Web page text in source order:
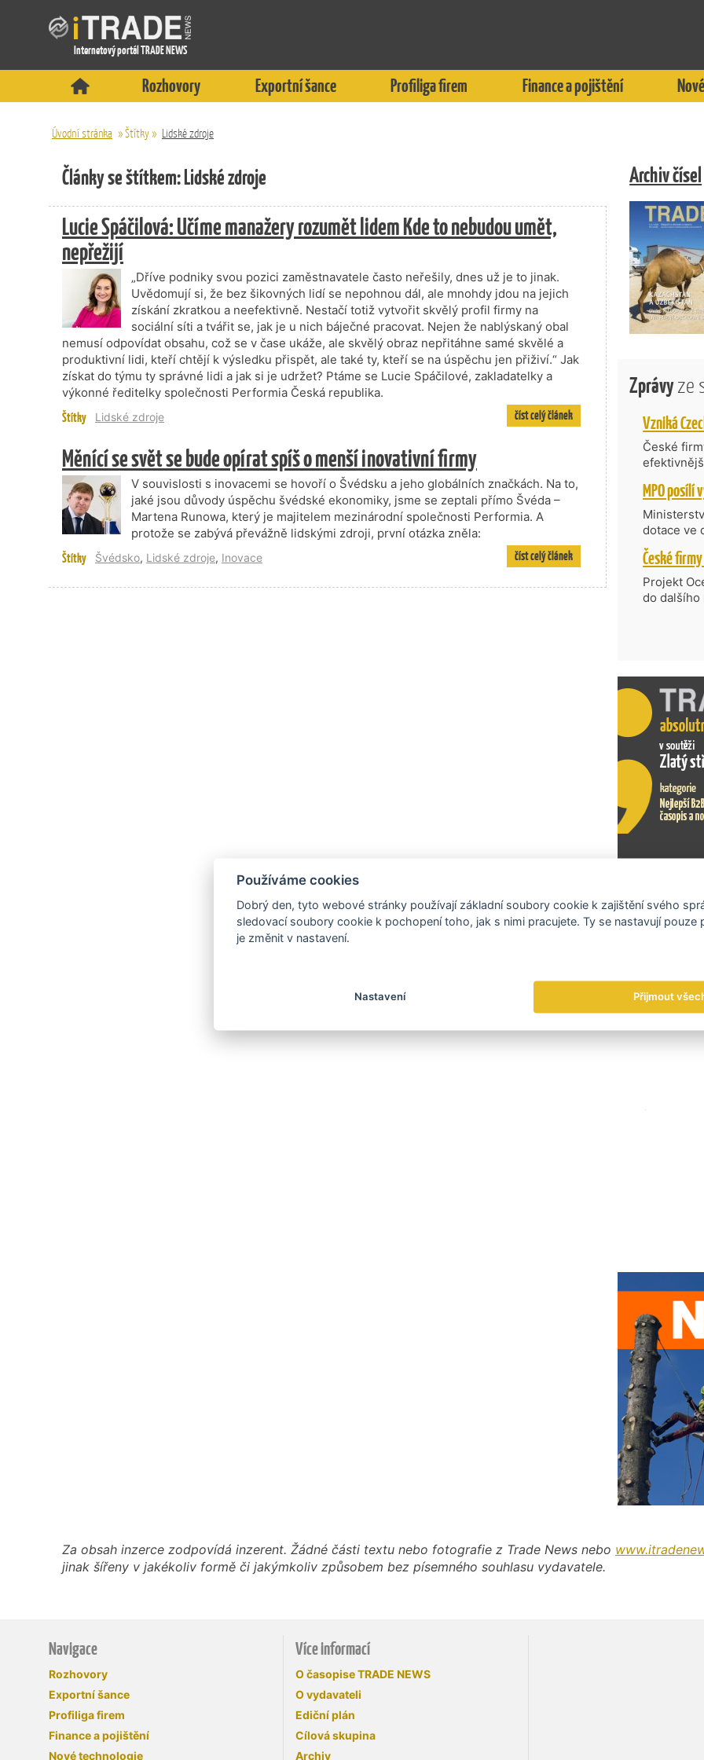
Internetový portál TRADE NEWS
Rozhovory Exportní šance Profiliga firem Finance a pojištění
Úvodní stránka »Štítky» Lidské zdroje
Články se štítkem: Lidské zdroje
Lucie Spáčilová: Učíme manažery rozumět lidem Kde to nebudou umět,
nepřežijí
„Dříve podniky svou pozici zaměstnavatele často neřešily, dnes už je to jinak.
Uvědomují si, že bez šikovných lidí se nepohnou dál, ale mnohdy jdou na jejich
získání zkratkou a neefektivně. Nestačí totiž vytvořit skvělý profil firmy na
sociální síti a tvářit se, jak je u nich báječné pracovat. Nejen že nablýskaný obal
nemusí odpovídat obsahu, což se v čase ukáže, ale skvělý obraz nepřitáhne samé skvělé a
produktivní lidi, kteří chtějí k výsledku přispět, ale také ty, kteří se na úspěchu jen přiživí.“ Jak
získat do týmu ty správné lidi a jak si je udržet? Ptáme se Lucie Spáčilové, zakladatelky a
výkonné ředitelky společnosti Performia Česká republika.
Štítky Lidské zdroje číst celý článek
Měnící se svět se bude opírat spíš o menší inovativní firmy
V souvislosti s inovacemi se hovoří o Švédsku a jeho globálních značkách. Na to,
jaké jsou důvody úspěchu švédské ekonomiky, jsme se zeptali přímo Švéda –
Martena Runowa, který je majitelem mezinárodní společnosti Performia. A
protože se zabývá převážně lidskými zdroji, první otázka zněla:
Štítky Švédsko, Lidské zdroje, Inovace číst celý článek
Archiv čísel
Zprávyze
České
nabídne
zahraniční
dotace ve
Transfer,
Částkou
umělé
do
Projekt
do dalšího
prosazují
nejen
příběh.
Exportní
Za obsah inzerce zodpovídá inzerent. Žádné části textu nebo fotografie z Trade News nebo
jinak šířeny v jakékoliv formě či jakýmkoliv způsobem bez písemného souhlasu vydavatele.
Navigace
Rozhovory
Exportní šance
Profiliga firem
Finance a pojištění
Nové technologie
Více informací
O časopise TRADE NEWS
O vydavateli
Ediční plán
Cílová skupina
Archiv
Používáme cookies
Dobrý den, tyto webové stránky používají základní soubory cookie k zajištění svého
sledovací soubory cookie k pochopení toho, jak s nimi pracujete. Ty se nastavují pouze
je změnit v nastavení.
Nastavení Přijmout